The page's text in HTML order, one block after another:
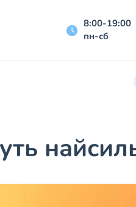
8:00-19:00
пн-сб